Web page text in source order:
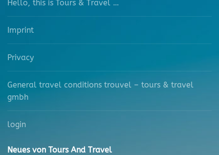
Hello, this is Tours & Travel …
Imprint
Privacy
General travel conditions trouvel – tours & travel
gmbh
login
Neues von Tours And Travel